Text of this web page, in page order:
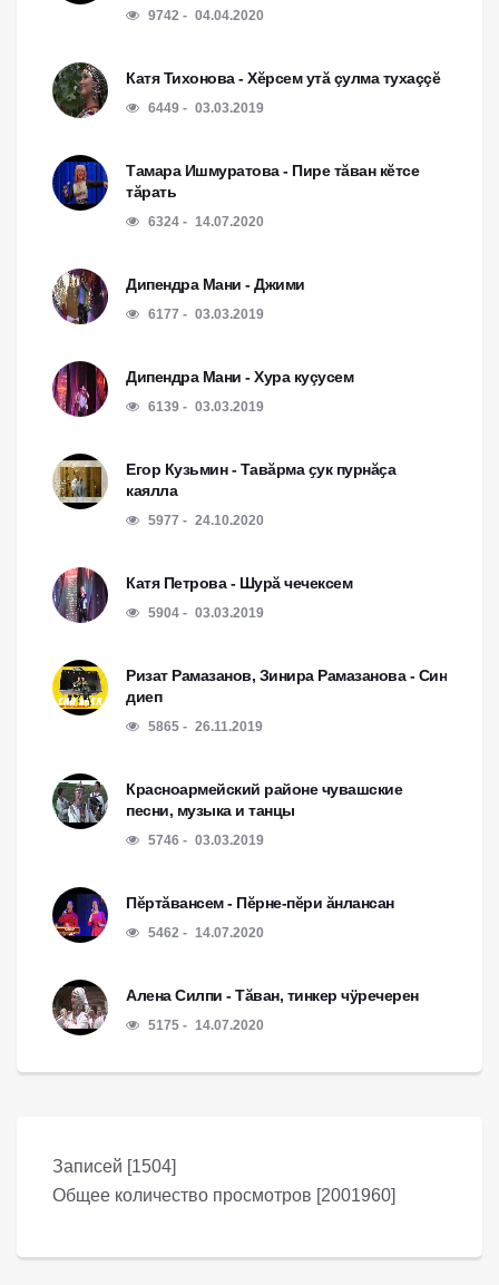
9742 04.04.2020
Катя Тихонова - Хĕрсем утă çулма тухаççĕ
6449 03.03.2019
Тамара Ишмуратова - Пире тăван кĕтсе
тăрать
6324 14.07.2020
Дипендра Мани - Джими
6177 03.03.2019
Дипендра Мани - Хура куçусем
6139 03.03.2019
Егор Кузьмин - Тавӑрма ҫук пурнӑҫа
каялла
5977 24.10.2020
Катя Петрова - Шурă чечексем
5904 03.03.2019
Ризат Рамазанов, Зинира Рамазанова - Син
диеп
5865 26.11.2019
Красноармейский районе чувашские
песни, музыка и танцы
5746 03.03.2019
Пĕртăвансем - Пĕрне-пĕри ăнлансан
5462 14.07.2020
Алена Силпи - Тăван, тинкер чÿречерен
5175 14.07.2020
Записей [1504]
Общее количество просмотров [2001960]